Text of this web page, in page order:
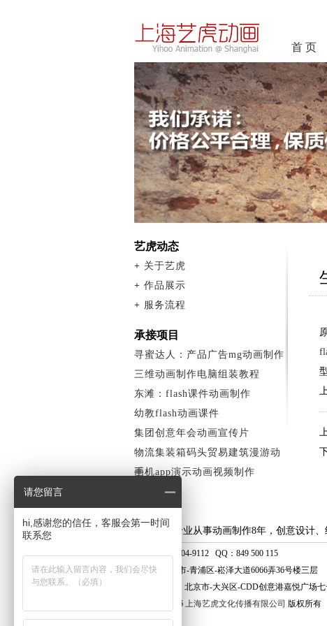
首 页
艺虎动态
+ 关于艺虎
+ 作品展示
+ 服务流程
承接项目
寻蜜达人：产品广告mg动画制作
三维动画制作电脑组装教程
东滩：flash课件动画制作
幼教flash动画课件
集团创意年会动画宣传片
物流集装箱码头贸易建筑漫游动
画
手机app演示动画视频制作
法制动漫
上海艺虎专业从事动画制作8年，创意设计
手 机：400-804-9112 QQ：849 500 115
地 址：上海市-青浦区-崧泽大道6066弄36号楼三层
北京分公司：北京市-大兴区-CDD创意港嘉悦广场
© 2010 - 2026 上海艺虎文化传播有限公司 版权所有
请您留言
hi,感谢您的信任，客服会第一时间
联系您